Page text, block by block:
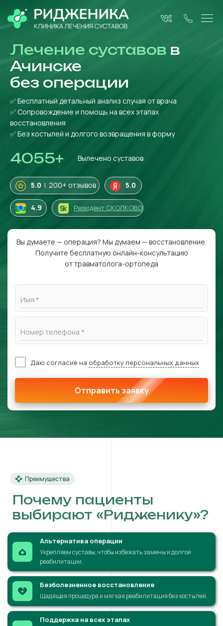
Лечение суставов в
Ачинске
без операции
✅ Бесплатный детальный анализ случая от врача
✅ Сопровождение и помощь на всех этапах
восстановления
✅ Без костылей и долгого возвращения в форму
4055+ Вылечено суставов
5.0 | 200+ отзывов 5.0
4.9 Резидент СКОЛКОВО
Вы думаете — операция? Мы думаем — восстановление.
Получите бесплатную онлайн-консультацию
от травматолога-ортопеда
Имя *
Номер телефона *
Даю согласие на обработку персональных данных
Отправить заявку
Преимущества
Почему пациенты
выбирают «Ридженику»?
Альтернатива операции
Укрепляем суставы, чтобы избежать замены и долгой
реабилитации.
Безболезненное восстановление
Щадящая процедура и мягкая реабилитация без костылей.
Поддержка на всех этапах